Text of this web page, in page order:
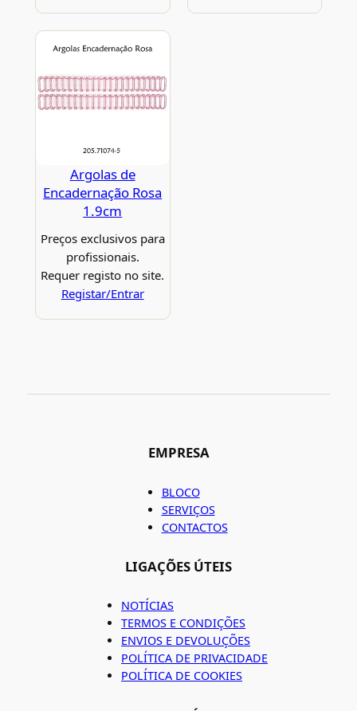
Argolas de
Encadernação Rosa
1.9cm
Preços exclusivos para
profissionais.
Requer registo no site.
Registar/Entrar
EMPRESA
BLOCO
SERVIÇOS
CONTACTOS
LIGAÇÕES ÚTEIS
NOTÍCIAS
TERMOS E CONDIÇÕES
ENVIOS E DEVOLUÇÕES
POLÍTICA DE PRIVACIDADE
POLÍTICA DE COOKIES